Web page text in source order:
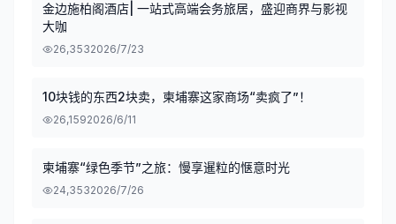
金边施柏阁酒店| 一站式高端会务旅居，盛迎商界与影视
大咖
26,3532026/7/23
10块钱的东西2块卖，柬埔寨这家商场“卖疯了”！
26,1592026/6/11
柬埔寨“绿色季节”之旅：慢享暹粒的惬意时光
24,3532026/7/26